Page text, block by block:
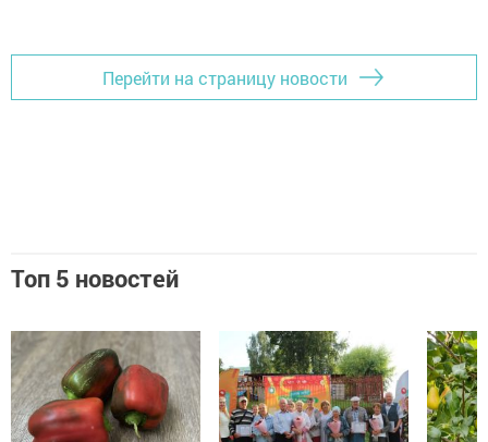
Перейти на страницу новости
Топ 5 новостей